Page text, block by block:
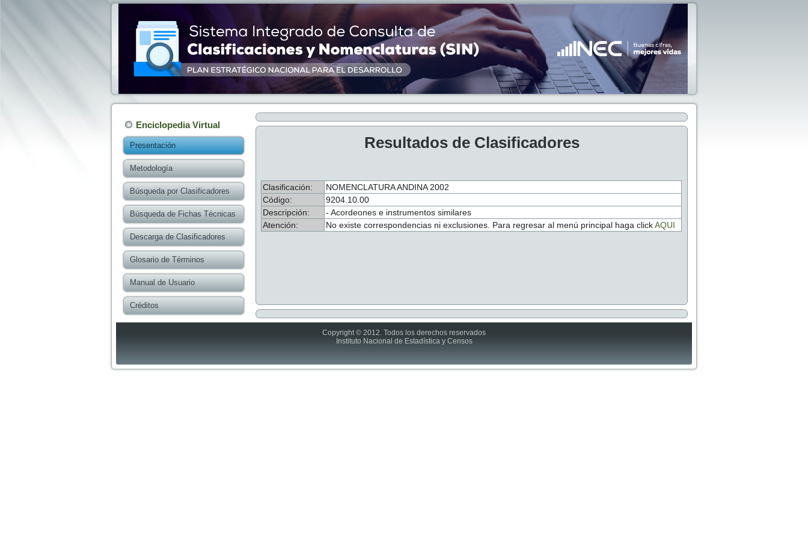
Enciclopedia Virtual
Presentación
Metodología
Búsqueda por Clasificadores
Búsqueda de Fichas Técnicas
Descarga de Clasificadores
Glosario de Términos
Manual de Usuario
Créditos
Resultados de Clasificadores
Clasificación:
NOMENCLATURA ANDINA 2002
Código:
9204.10.00
Descripción:
- Acordeones e instrumentos similares
Atención:
No existe correspondencias ni exclusiones. Para regresar al menú principal haga clickAQUI
Copyright © 2012. Todos los derechos reservados
Instituto Nacional de Estadística y Censos